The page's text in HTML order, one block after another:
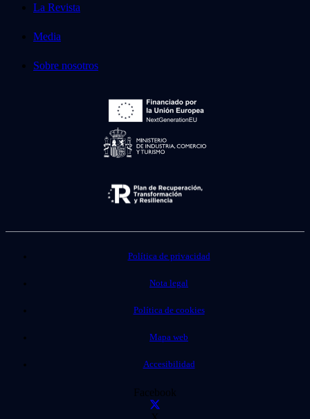
La Revista
Media
Sobre nosotros
Política de privacidad
Nota legal
Política de cookies
Mapa web
Accesibilidad
Facebook